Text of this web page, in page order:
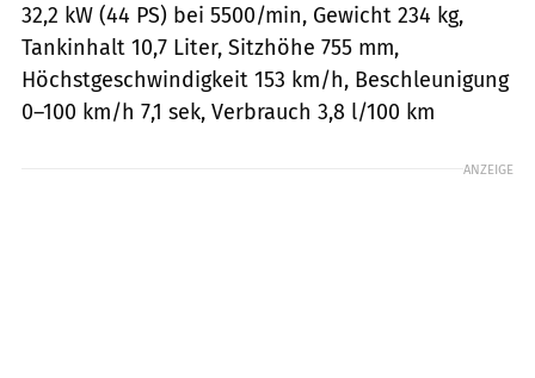
32,2 kW (44 PS) bei 5500/min, Gewicht 234 kg,
Tank­inhalt 10,7 Liter, Sitzhöhe 755 mm,
Höchstgeschwindigkeit 153 km/h, Beschleunigung
0–100 km/h 7,1 sek, Verbrauch 3,8 l/100 km
ANZEIGE